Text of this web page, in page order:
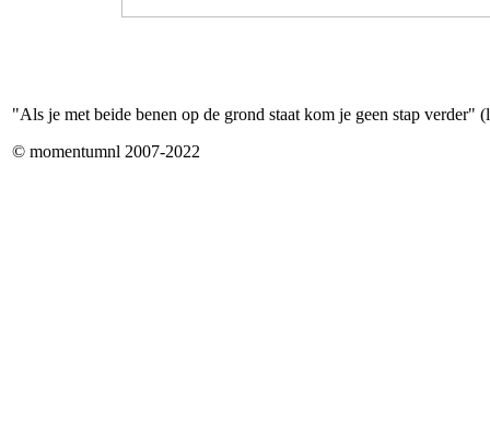
"Als je met beide benen op de grond staat kom je geen stap verder"
© momentumnl 2007-2022